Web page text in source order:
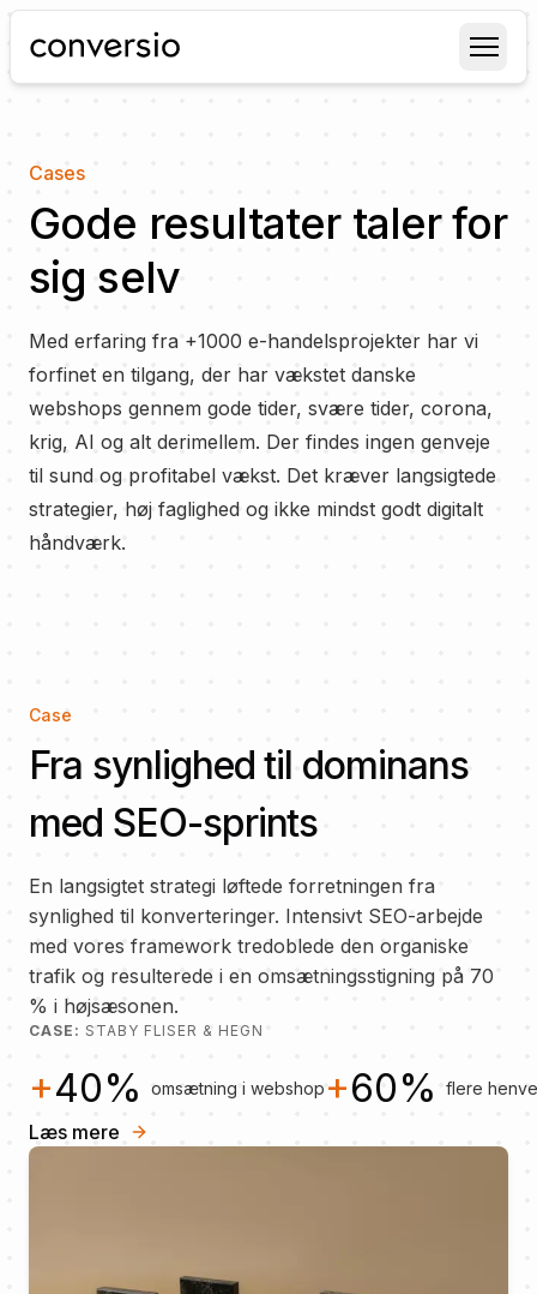
Conversio
Cases
Gode resultater taler for
sig selv
Med erfaring fra +1000 e-handelsprojekter har vi
forfinet en tilgang, der har vækstet danske
webshops gennem gode tider, svære tider, corona,
krig, AI og alt derimellem. Der findes ingen genveje
til sund og profitabel vækst. Det kræver langsigtede
strategier, høj faglighed og ikke mindst godt digitalt
håndværk.
Case
Fra synlighed til dominans
med SEO-sprints
En langsigtet strategi løftede forretningen fra
synlighed til konverteringer. Intensivt SEO-arbejde
med vores framework tredoblede den organiske
trafik og resulterede i en omsætningsstigning på 70
% i højsæsonen.
CASE: STABY FLISER & HEGN
+40% omsætning i webshop +60% flere
Læs mere